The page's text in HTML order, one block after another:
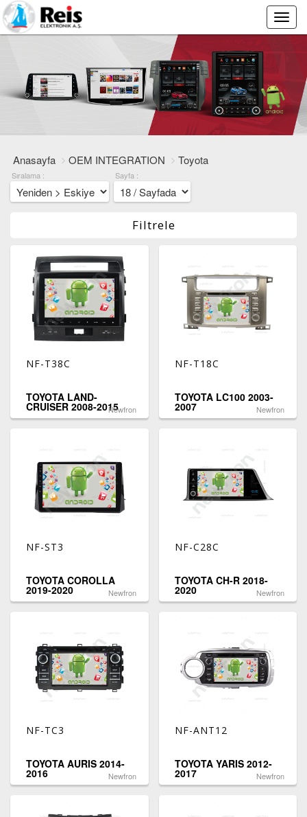
Main
Menu
Anasayfa OEM INTEGRATION Toyota
Sıralama : Sayfa :
Filtrele
NF-T38C
TOYOTA LAND-
CRUISER 2008-2015Newfron
NF-T18C
TOYOTA LC100 2003-
2007 Newfron
NF-ST3
TOYOTA COROLLA
2019-2020 Newfron
NF-C28C
TOYOTA CH-R 2018-
2020 Newfron
NF-TC3
TOYOTA AURIS 2014-
2016 Newfron
NF-ANT12
TOYOTA YARIS 2012-
2017 Newfron